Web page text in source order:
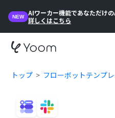
NEW
AIワーカー機能であなただけ
詳しくはこちら
トップ フローボットテンプ